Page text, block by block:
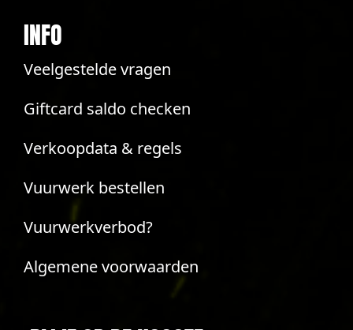
INFO
Veelgestelde vragen
Giftcard saldo checken
Verkoopdata & regels
Vuurwerk bestellen
Vuurwerkverbod?
Algemene voorwaarden